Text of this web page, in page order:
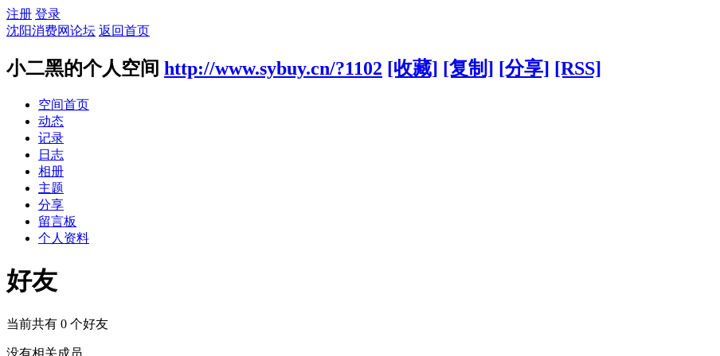
注册 登录
沈阳消费网论坛 返回首页
小二黑的个人空间 http://www.sybuy.cn/?1102 [收藏] [复制] [分享] [RSS]
空间首页
动态
记录
日志
相册
主题
分享
留言板
个人资料
好友
当前共有 0 个好友
没有相关成员